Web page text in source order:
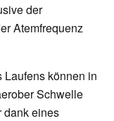
der
Atemfrequenz
können in
Schwelle
dank eines